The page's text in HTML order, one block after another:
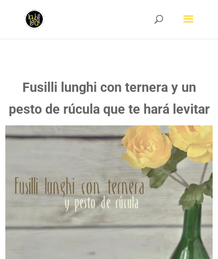
Fusilli lunghi con ternera y un
pesto de rúcula que te hará levitar